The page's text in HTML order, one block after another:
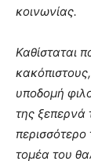
κοινωνίας.
Καθίσταται
υποδομή
της ξεπερνά
τομέα του